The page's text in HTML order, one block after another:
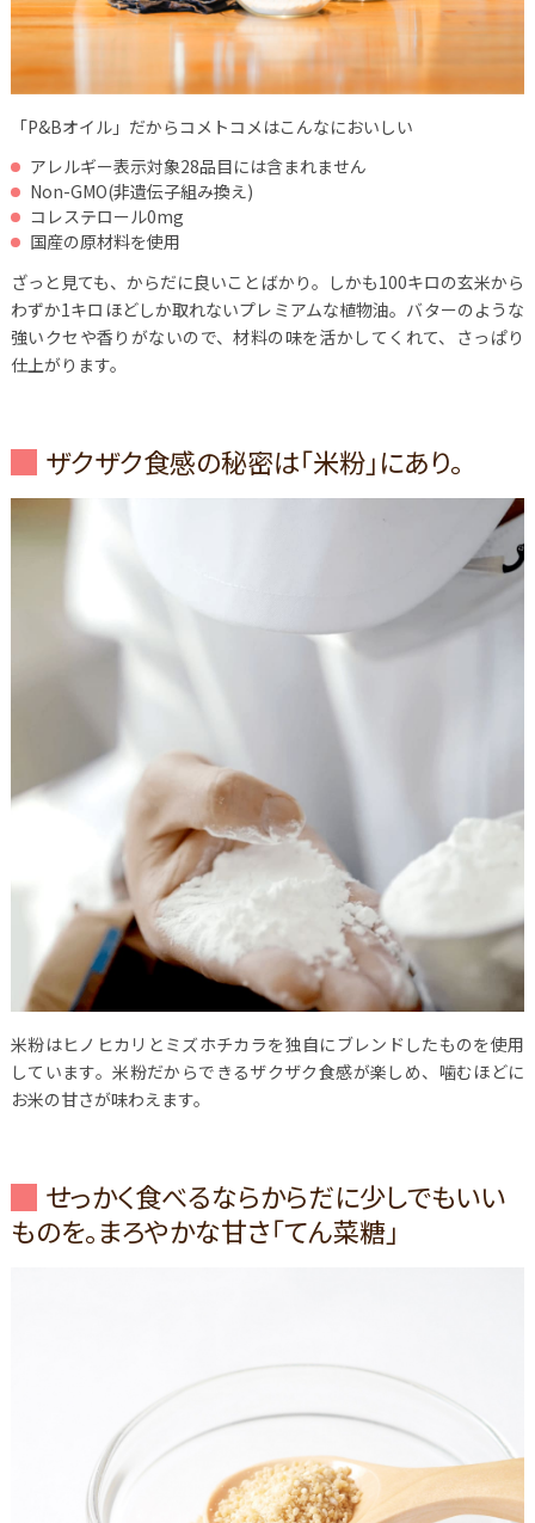
「P&Bオイル」だからコメトコメはこんなにおいしい
アレルギー表示対象28品目には含まれません
Non-GMO(非遺伝子組み換え)
コレステロール0mg
国産の原材料を使用
ざっと見ても、からだに良いことばかり。しかも100キロの玄米から
わずか1キロほどしか取れないプレミアムな植物油。バターのような
強いクセや香りがないので、材料の味を活かしてくれて、さっぱり
仕上がります。
ザクザク食感の秘密は「米粉」にあり。
米粉はヒノヒカリとミズホチカラを独自にブレンドしたものを使用
しています。米粉だからできるザクザク食感が楽しめ、噛むほどに
お米の甘さが味わえます。
せっかく食べるならからだに少しでもいい
ものを。まろやかな甘さ「てん菜糖」